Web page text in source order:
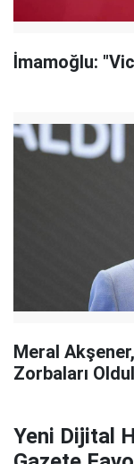
İmamoğlu:
Meral
Zorbaları
Yeni Dijital